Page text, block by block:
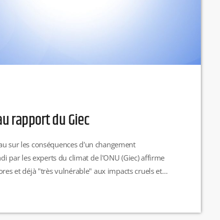
rapport du Giec
sur les conséquences d'un changement
par les experts du climat de l'ONU (Giec) affirme
et déjà "très vulnérable" aux impacts cruels et